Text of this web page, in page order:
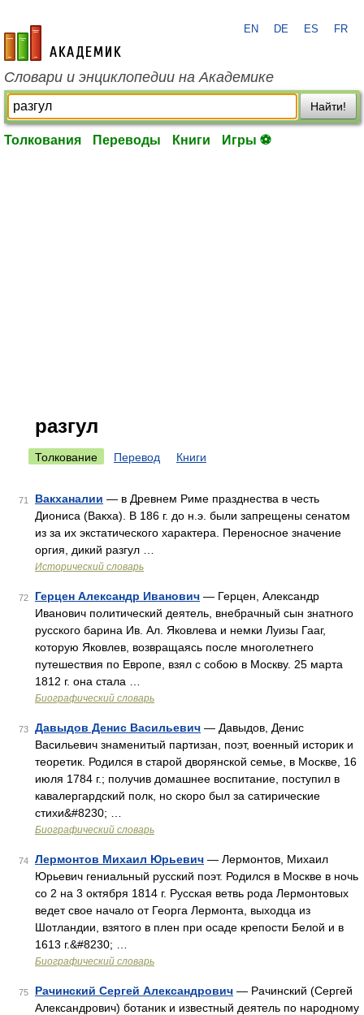
academic.ru
EN DE ES FR
Словари и энциклопедии на Академике
Найти!
Толкования Переводы Книги Игры ⚽
разгул
Толкование Перевод Книги
71 Вакханалии — в Древнем Риме празднества в честь
Диониса (Вакха). В 186 г. до н.э. были запрещены сенатом
из за их экстатического характера. Переносное значение
оргия, дикий разгул …
Исторический словарь
72 Герцен Александр Иванович — Герцен, Александр
Иванович политический деятель, внебрачный сын знатного
русского барина Ив. Ал. Яковлева и немки Луизы Гааг,
которую Яковлев, возвращаясь после многолетнего
путешествия по Европе, взял с собою в Москву. 25 марта
1812 г. она стала …
Биографический словарь
73 Давыдов Денис Васильевич — Давыдов, Денис
Васильевич знаменитый партизан, поэт, военный историк и
теоретик. Родился в старой дворянской семье, в Москве, 16
июля 1784 г.; получив домашнее воспитание, поступил в
кавалергардский полк, но скоро был за сатирические
стихи&#8230; …
Биографический словарь
74 Лермонтов Михаил Юрьевич — Лермонтов, Михаил
Юрьевич гениальный русский поэт. Родился в Москве в ночь
со 2 на 3 октября 1814 г. Русская ветвь рода Лермонтовых
ведет свое начало от Георга Лермонта, выходца из
Шотландии, взятого в плен при осаде крепости Белой и в
1613 г.&#8230; …
Биографический словарь
75 Рачинский Сергей Александрович — Рачинский (Сергей
Александрович) ботаник и известный деятель по народному